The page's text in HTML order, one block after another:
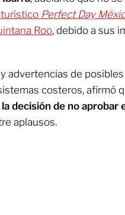
Perfect Day
Roo, debido a sus
advertencias de posibles
costeros, afirmó
decisión de no aprobar
aplausos.